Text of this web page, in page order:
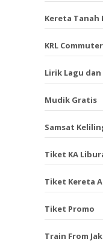
Kereta Tanah
KRL
Lirik Lagu
Mudik Gratis
Samsat
Tiket KA
Tiket Kereta
Tiket Promo
Train From